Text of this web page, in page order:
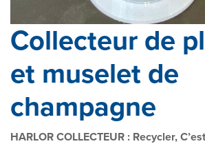
Collecteur de
et muselet de
champagne
HARLOR COLLECTEUR : Recycler,